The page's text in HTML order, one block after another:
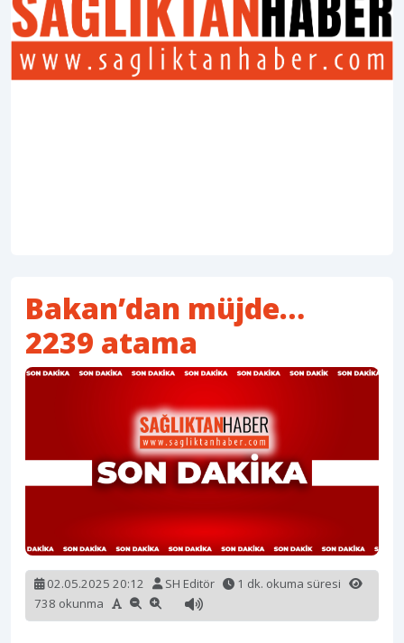
Bakan’dan müjde…
2239 atama
02.05.2025 20:12 SH Editör
1 dk. okuma süresi
738 okunma